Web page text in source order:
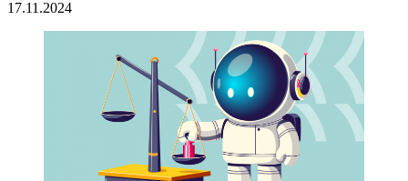
17.11.2024